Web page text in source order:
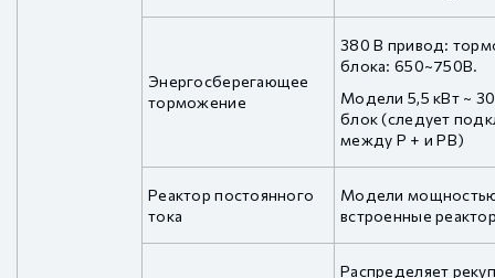
Энергосберегающее
торможение
380 В привод:
блока: 650~750В.
Модели 5,5 кВт ~
блок (следует
между P + и PB)
Реактор постоянного
тока
Модели
встроенные
Распределяет